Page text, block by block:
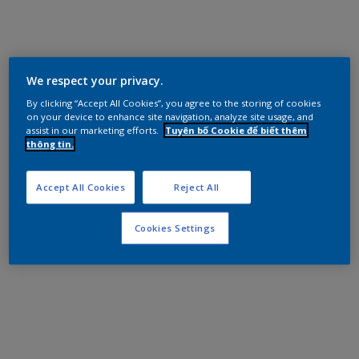
We respect your privacy.
By clicking “Accept All Cookies”, you agree to the storing of cookies
on your device to enhance site navigation, analyze site usage, and
assist in our marketing efforts.
Tuyên bố Cookie để biết thêm
thông tin.
Reject All
Accept All Cookies
Cookies Settings